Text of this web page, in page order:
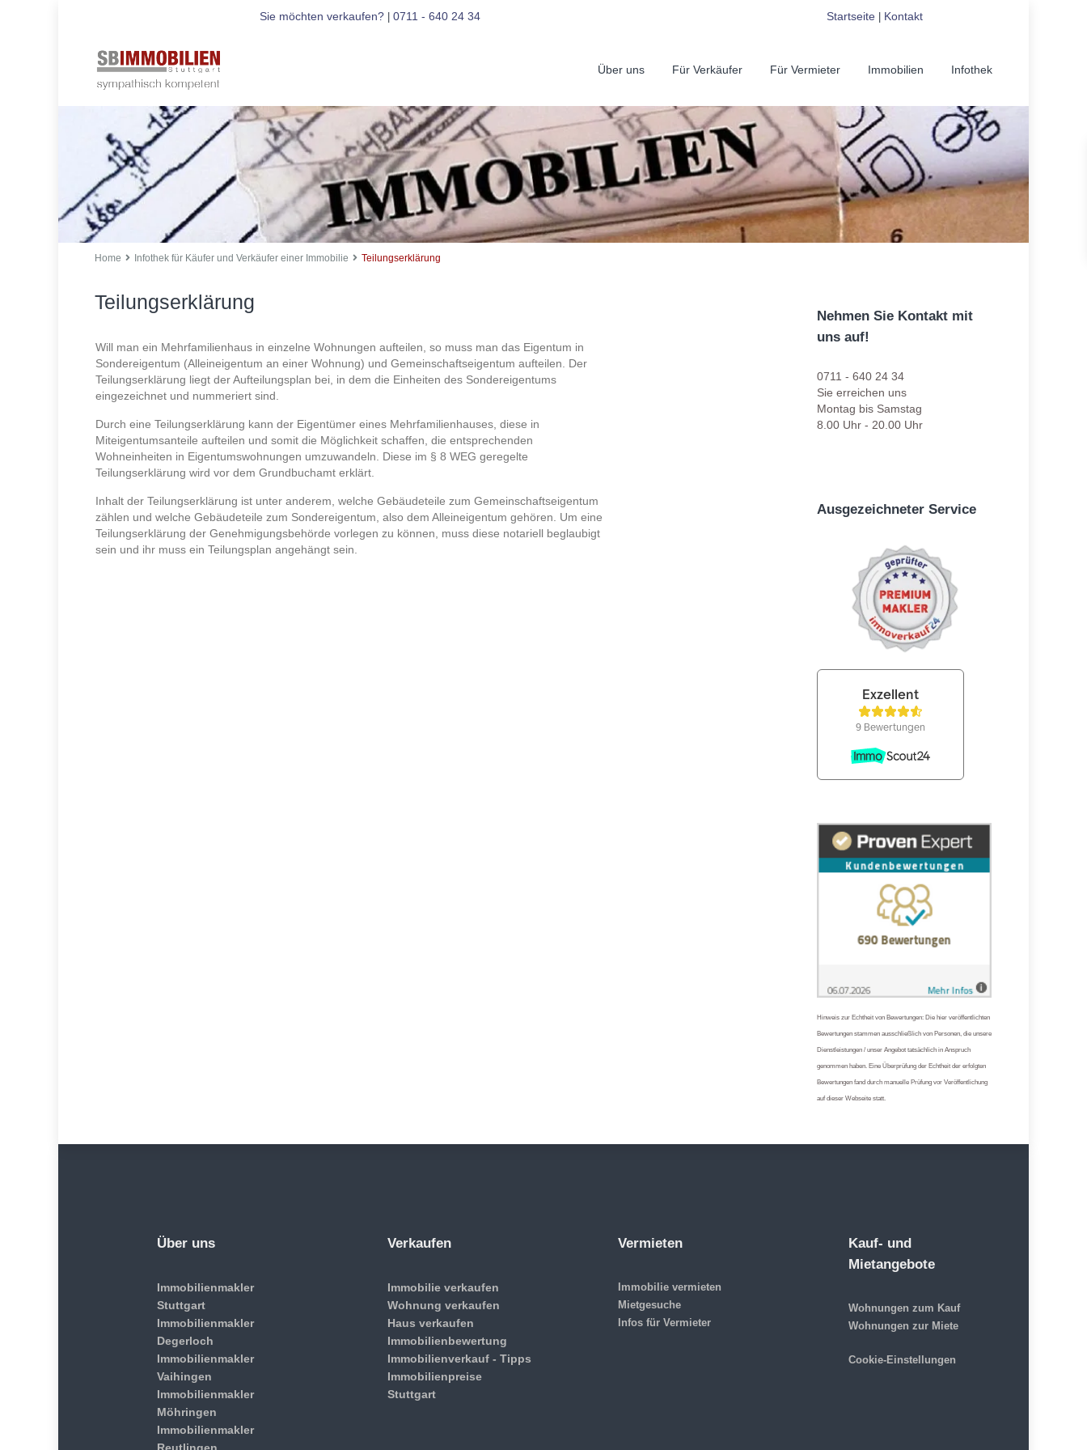
Sie möchten verkaufen? 0711 - 640 24 34 Startseite| Kontakt
Über uns Für Verkäufer Für Vermieter Immobilien Infothek
Home Infothek für Käufer und Verkäufer einer Immobilie Teilungserklärung
Teilungserklärung
Will man ein Mehrfamilienhaus in einzelne Wohnungen aufteilen, so muss man das Eigentum in
Sondereigentum (Alleineigentum an einer Wohnung) und Gemeinschaftseigentum aufteilen. Der
Teilungserklärung liegt der Aufteilungsplan bei, in dem die Einheiten des Sondereigentums
eingezeichnet und nummeriert sind.
Durch eine Teilungserklärung kann der Eigentümer eines Mehrfamilienhauses, diese in
Miteigentumsanteile aufteilen und somit die Möglichkeit schaffen, die entsprechenden
Wohneinheiten in Eigentumswohnungen umzuwandeln. Diese im § 8 WEG geregelte
Teilungserklärung wird vor dem Grundbuchamt erklärt.
Inhalt der Teilungserklärung ist unter anderem, welche Gebäudeteile zum Gemeinschaftseigentum
zählen und welche Gebäudeteile zum Sondereigentum, also dem Alleineigentum gehören. Um eine
Teilungserklärung der Genehmigungsbehörde vorlegen zu können, muss diese notariell beglaubigt
sein und ihr muss ein Teilungsplan angehängt sein.
Nehmen Sie Kontakt mit
uns auf!
0711 - 640 24 34
Sie erreichen uns
Montag bis Samstag
8.00 Uhr - 20.00 Uhr
Ausgezeichneter Service
Hinweis zur Echtheit von Bewertungen: Die hier veröffentlichten
Bewertungen stammen ausschließlich von Personen, die unsere
Dienstleistungen / unser Angebot tatsächlich in Anspruch
genommen haben. Eine Überprüfung der Echtheit der erfolgten
Bewertungen fand durch manuelle Prüfung vor Veröffentlichung
auf dieser Webseite statt.
Über uns
Immobilienmakler
Stuttgart
Immobilienmakler
Degerloch
Immobilienmakler
Vaihingen
Immobilienmakler
Möhringen
Immobilienmakler
Verkaufen
Immobilie verkaufen
Wohnung verkaufen
Haus verkaufen
Immobilienbewertung
Immobilienverkauf - Tipps
Immobilienpreise
Stuttgart
Vermieten
Immobilie vermieten
Mietgesuche
Infos für Vermieter
Kauf- und
Mietangebote
Wohnungen zum Kauf
Wohnungen zur Miete
Cookie-Einstellungen